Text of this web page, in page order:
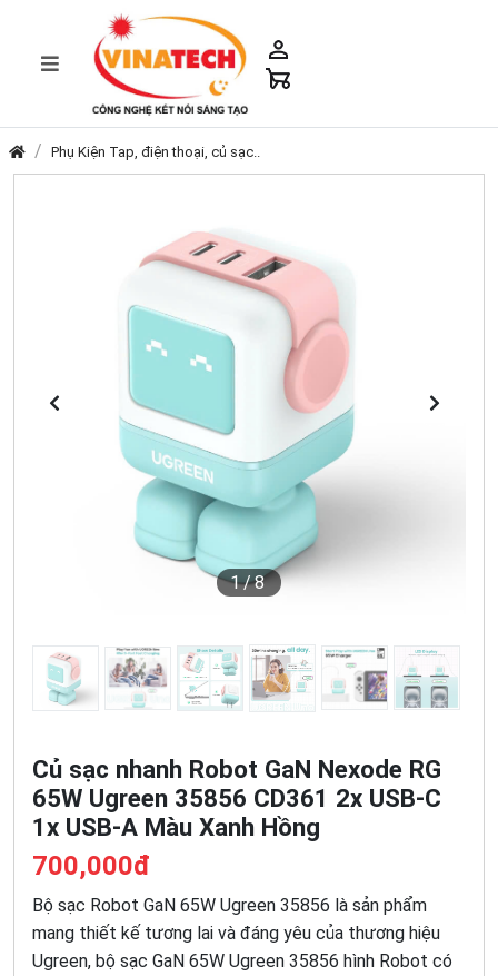
Phụ Kiện Tap, điện thoại, củ sạc..
1/8
Củ sạc nhanh Robot GaN Nexode RG
65W Ugreen 35856 CD361 2x USB-C
1x USB-A Màu Xanh Hồng
700,000đ
Bộ sạc Robot GaN 65W Ugreen 35856 là sản phẩm
mang thiết kế tương lai và đáng yêu của thương hiệu
Ugreen, bộ sạc GaN 65W Ugreen 35856 hình Robot có